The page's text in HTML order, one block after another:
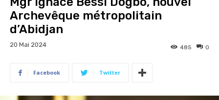
Archevêque métropolitain
d’Abidjan
20 Mai 2024 0
485
Facebook Twitter